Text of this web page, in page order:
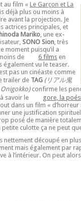
au film « Le Garçon et La
déjà plus ou moins à
avant la projection. Je
actrices principales, et
Mariko, une ex-
SONO Sion, très
moment puisqu’il a
de
6 films en
également vu le teaser.
pas un cinéaste comme
trailer de TAG (リアル鬼
confirme les
savoir le
gore, la
dans un film « d’horreur
une justification
posé de manière
culotte ça ne peut
nettement découpé en
mais également par
à l’intérieur. On peut